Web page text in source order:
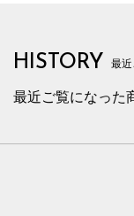
HISTORY 最
最近ご覧になった